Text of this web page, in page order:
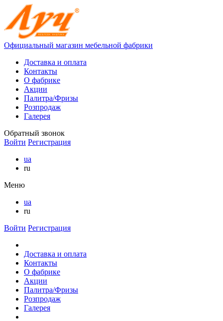
Официальный магазин мебельной фабрики
Доставка и оплата
Контакты
О фабрике
Акции
Палитра/Фризы
Розпродаж
Галерея
Обратный звонок
Войти Регистрация
ua
ru
Меню
ua
ru
Войти Регистрация
Доставка и оплата
Контакты
О фабрике
Акции
Палитра/Фризы
Розпродаж
Галерея